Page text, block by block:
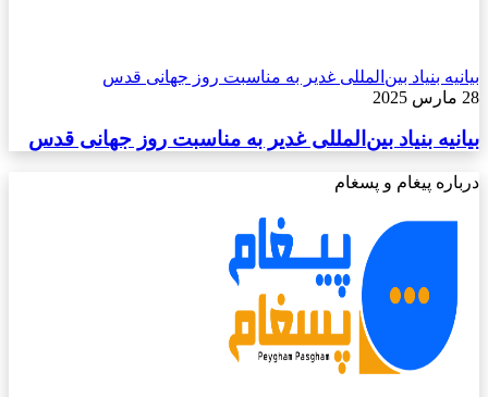
بیانیه بنیاد بین‌المللی غدیر به مناسبت روز جهانی قدس
28 مارس 2025
بیانیه بنیاد بین‌المللی غدیر به مناسبت روز جهانی قدس
درباره پیغام و پسغام